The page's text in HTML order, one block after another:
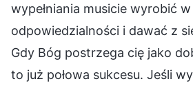
wypełniania musicie wyrobić
odpowiedzialności i dawać z
Gdy Bóg postrzega cię jako
to już połowa sukcesu. Jeśli